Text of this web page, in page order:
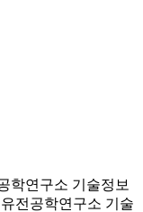
학연구소 기술정보
전공학연구소 기술